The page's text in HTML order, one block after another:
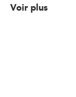
Voir plus